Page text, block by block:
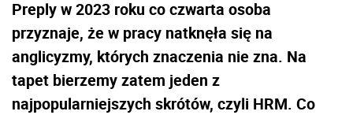
Preply w 2023 roku co czwarta osoba
przyznaje, że w pracy natknęła się na
anglicyzmy, których znaczenia nie zna. Na
tapet bierzemy zatem jeden z
najpopularniejszych skrótów, czyli HRM. Co